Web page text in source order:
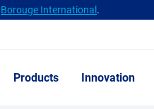
Borouge International.
Products Innovation